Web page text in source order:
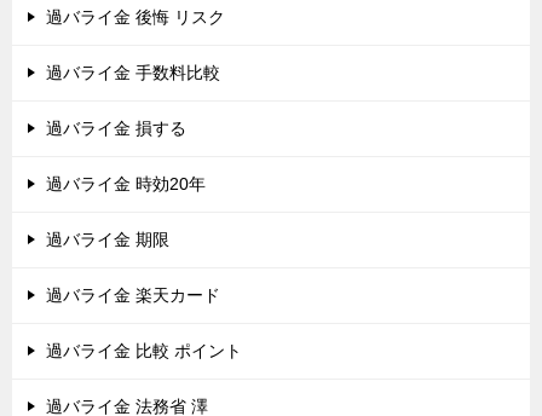
過バライ金 後悔 リスク
過バライ金 手数料比較
過バライ金 損する
過バライ金 時効20年
過バライ金 期限
過バライ金 楽天カード
過バライ金 比較 ポイント
過バライ金 法務省 澤